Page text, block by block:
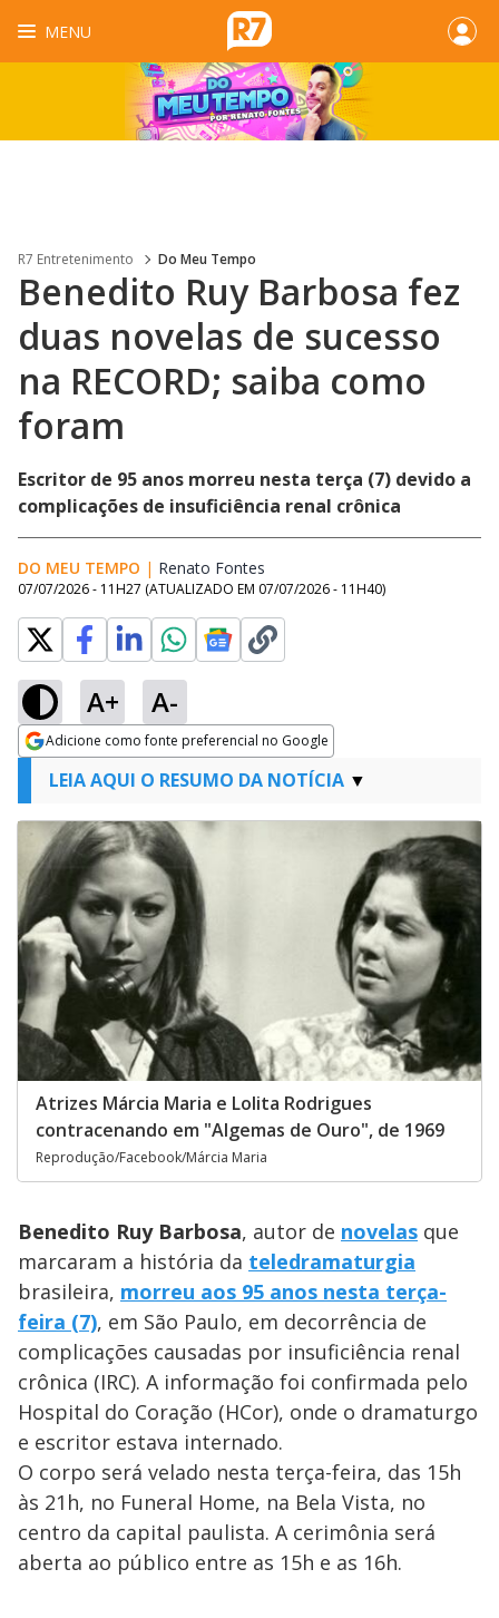
MENU
R7 Entretenimento Do Meu Tempo
Benedito Ruy Barbosa fez
duas novelas de sucesso
na RECORD; saiba como
foram
Escritor de 95 anos morreu nesta terça (7) devido a
complicações de insuficiência renal crônica
DO MEU TEMPO | Renato Fontes
07/07/2026 - 11H27 (ATUALIZADO EM 07/07/2026 - 11H40)
A+ A-
Adicione como fonte preferencial no Google
Opens in new window
LEIA AQUI O RESUMO DA NOTÍCIA
Atrizes Márcia Maria e Lolita Rodrigues
contracenando em "Algemas de Ouro", de 1969
Reprodução/Facebook/Márcia Maria
Benedito Ruy Barbosa, autor de novelas que
marcaram a história da teledramaturgia
brasileira, morreu aos 95 anos nesta terça-
feira (7), em São Paulo, em decorrência de
complicações causadas por insuficiência renal
crônica (IRC). A informação foi confirmada pelo
Hospital do Coração (HCor), onde o dramaturgo
e escritor estava internado.
O corpo será velado nesta terça-feira, das 15h
às 21h, no Funeral Home, na Bela Vista, no
centro da capital paulista. A cerimônia será
aberta ao público entre as 15h e as 16h.